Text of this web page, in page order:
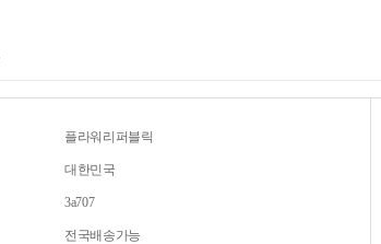
플라워리퍼블릭
대한민국
3a707
전국배송가능